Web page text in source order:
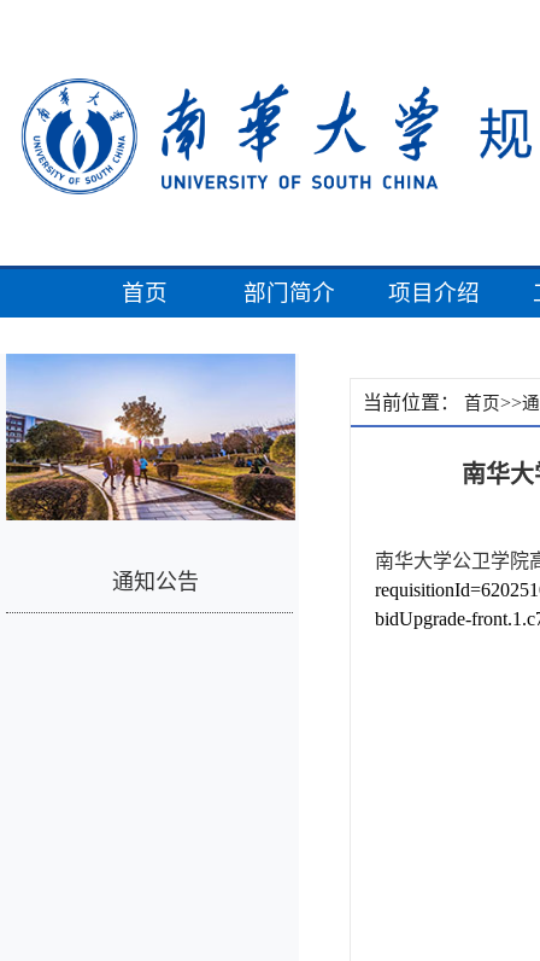
首页 部门简介 项目介绍
通知公告
当前位置： 首页>>
南华
南华大学公卫学院
bidUpgrade-